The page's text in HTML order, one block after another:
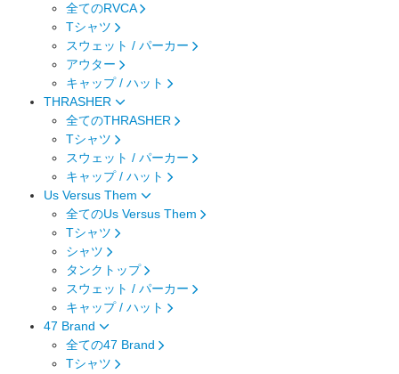
全てのRVCA
Tシャツ
スウェット / パーカー
アウター
キャップ / ハット
THRASHER
全てのTHRASHER
Tシャツ
スウェット / パーカー
キャップ / ハット
Us Versus Them
全てのUs Versus Them
Tシャツ
シャツ
タンクトップ
スウェット / パーカー
キャップ / ハット
47 Brand
全ての47 Brand
Tシャツ